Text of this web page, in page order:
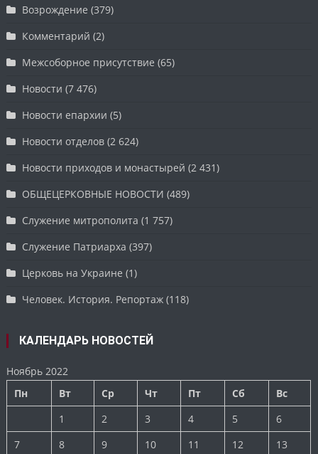
Возрождение (379)
Комментарий (2)
Межсоборное присутствие (65)
Новости (7 476)
Новости епархии (5)
Новости отделов (2 624)
Новости приходов и монастырей (2 431)
ОБЩЕЦЕРКОВНЫЕ НОВОСТИ (489)
Служение митрополита (1 757)
Служение Патриарха (397)
Церковь на Украине (1)
Человек. История. Репортаж (118)
КАЛЕНДАРЬ НОВОСТЕЙ
Ноябрь 2022
Пн
Вт Ср Чт Пт Сб
Вс
1
2 3 4 5
6
7
8 9 10 11 12
13